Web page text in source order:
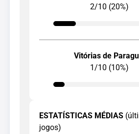
2/10 (20%)
Vitórias de
1/10 (10%)
ESTATÍSTICAS MÉDIAS
jogos)